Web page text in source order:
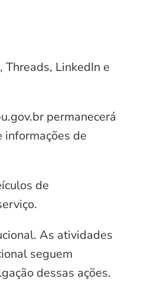
Threads, LinkedIn e
permanecerá
informações de
de
As atividades
seguem
dessas ações.